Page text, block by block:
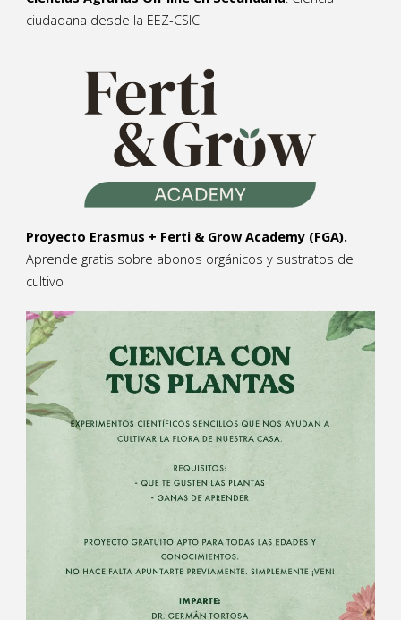
ciudadana desde la EEZ-CSIC
Proyecto Erasmus + Ferti & Grow Academy (FGA).
Aprende gratis sobre abonos orgánicos y sustratos de
cultivo